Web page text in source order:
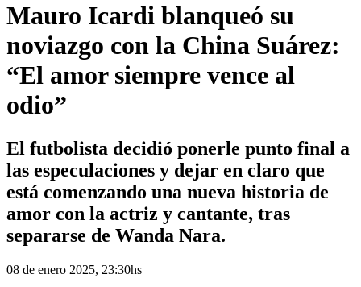
Mauro Icardi blanqueó su
noviazgo con la China Suárez:
“El amor siempre vence al
odio”
El futbolista decidió ponerle punto final a
las especulaciones y dejar en claro que
está comenzando una nueva historia de
amor con la actriz y cantante, tras
separarse de Wanda Nara.
08 de enero 2025, 23:30hs